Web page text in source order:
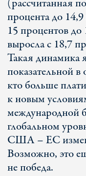
(рассчитанная
процента до
15 процентов
выросла с 18,7
Такая динамика
показательной
кто больше
к новым
международной
глобальном
США – ЕС
Возможно, это
не победа.